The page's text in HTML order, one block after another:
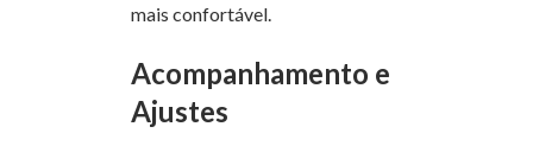
mais confortável.
Acompanhamento e
Ajustes